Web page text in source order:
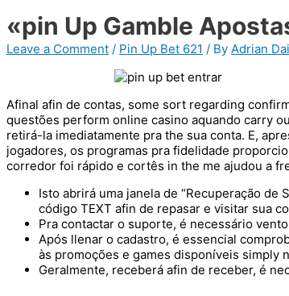
«pin Up Gamble
Leave a Comment / Pin Up Bet 621 / By Adrian Dai
Afinal afin de contas, some sort regarding
questões perform online casino aquando carry
retirá-la imediatamente pra the sua conta. E,
jogadores, os programas pra fidelidade
corredor foi rápido e cortês in the me ajudou a
Isto abrirá uma janela de “Recuperação de
código TEXT afin de repasar e visitar sua
Pra contactar o suporte, é necessário
Após llenar o cadastro, é essencial
às promoções e games disponíveis simply
Geralmente, receberá afin de receber, é